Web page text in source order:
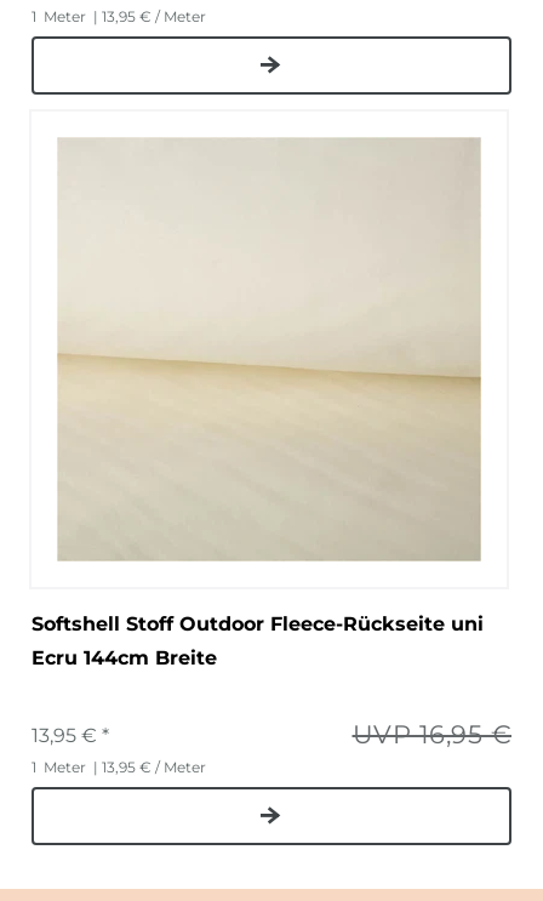
1 Meter | 13,95 € / Meter
Softshell Stoff Outdoor Fleece-Rückseite uni
Ecru 144cm Breite
UVP 16,95 €
13,95 € *
1 Meter | 13,95 € / Meter